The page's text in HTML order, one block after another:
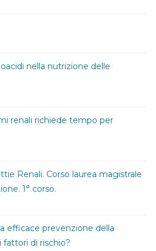
nella nutrizione delle
renali richiede tempo per
Renali. Corso laurea magistrale
1° corso.
efficace prevenzione della
fattori di rischio?